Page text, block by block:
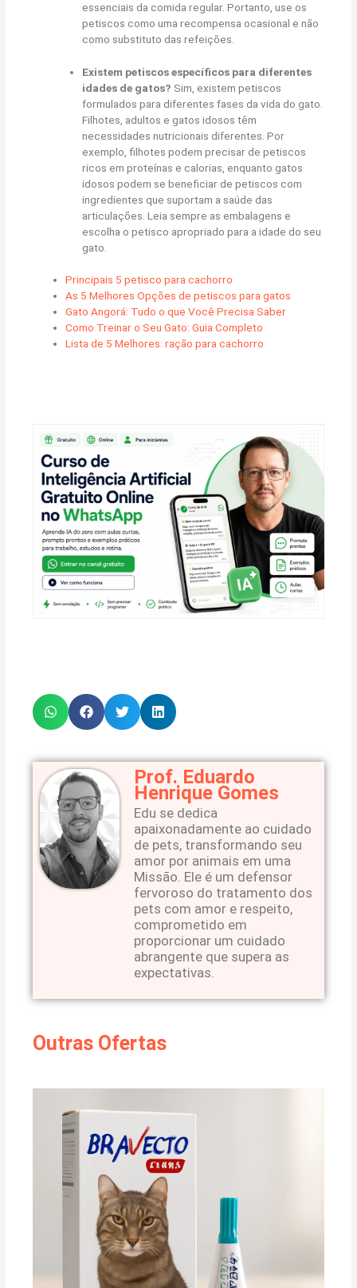
essenciais da comida regular. Portanto, use os
petiscos como uma recompensa ocasional e não
como substituto das refeições.
Existem petiscos específicos para diferentes
idades de gatos? Sim, existem petiscos
formulados para diferentes fases da vida do gato.
Filhotes, adultos e gatos idosos têm
necessidades nutricionais diferentes. Por
exemplo, filhotes podem precisar de petiscos
ricos em proteínas e calorias, enquanto gatos
idosos podem se beneficiar de petiscos com
ingredientes que suportam a saúde das
articulações. Leia sempre as embalagens e
escolha o petisco apropriado para a idade do seu
gato.
Principais 5 petisco para cachorro
As 5 Melhores Opções de petiscos para gatos
Gato Angorá: Tudo o que Você Precisa Saber
Como Treinar o Seu Gato: Guia Completo
Lista de 5 Melhores: ração para cachorro
Prof. Eduardo
Henrique Gomes
Edu se dedica
apaixonadamente ao cuidado
de pets, transformando seu
amor por animais em uma
Missão. Ele é um defensor
fervoroso do tratamento dos
pets com amor e respeito,
comprometido em
proporcionar um cuidado
abrangente que supera as
expectativas.
Outras Ofertas